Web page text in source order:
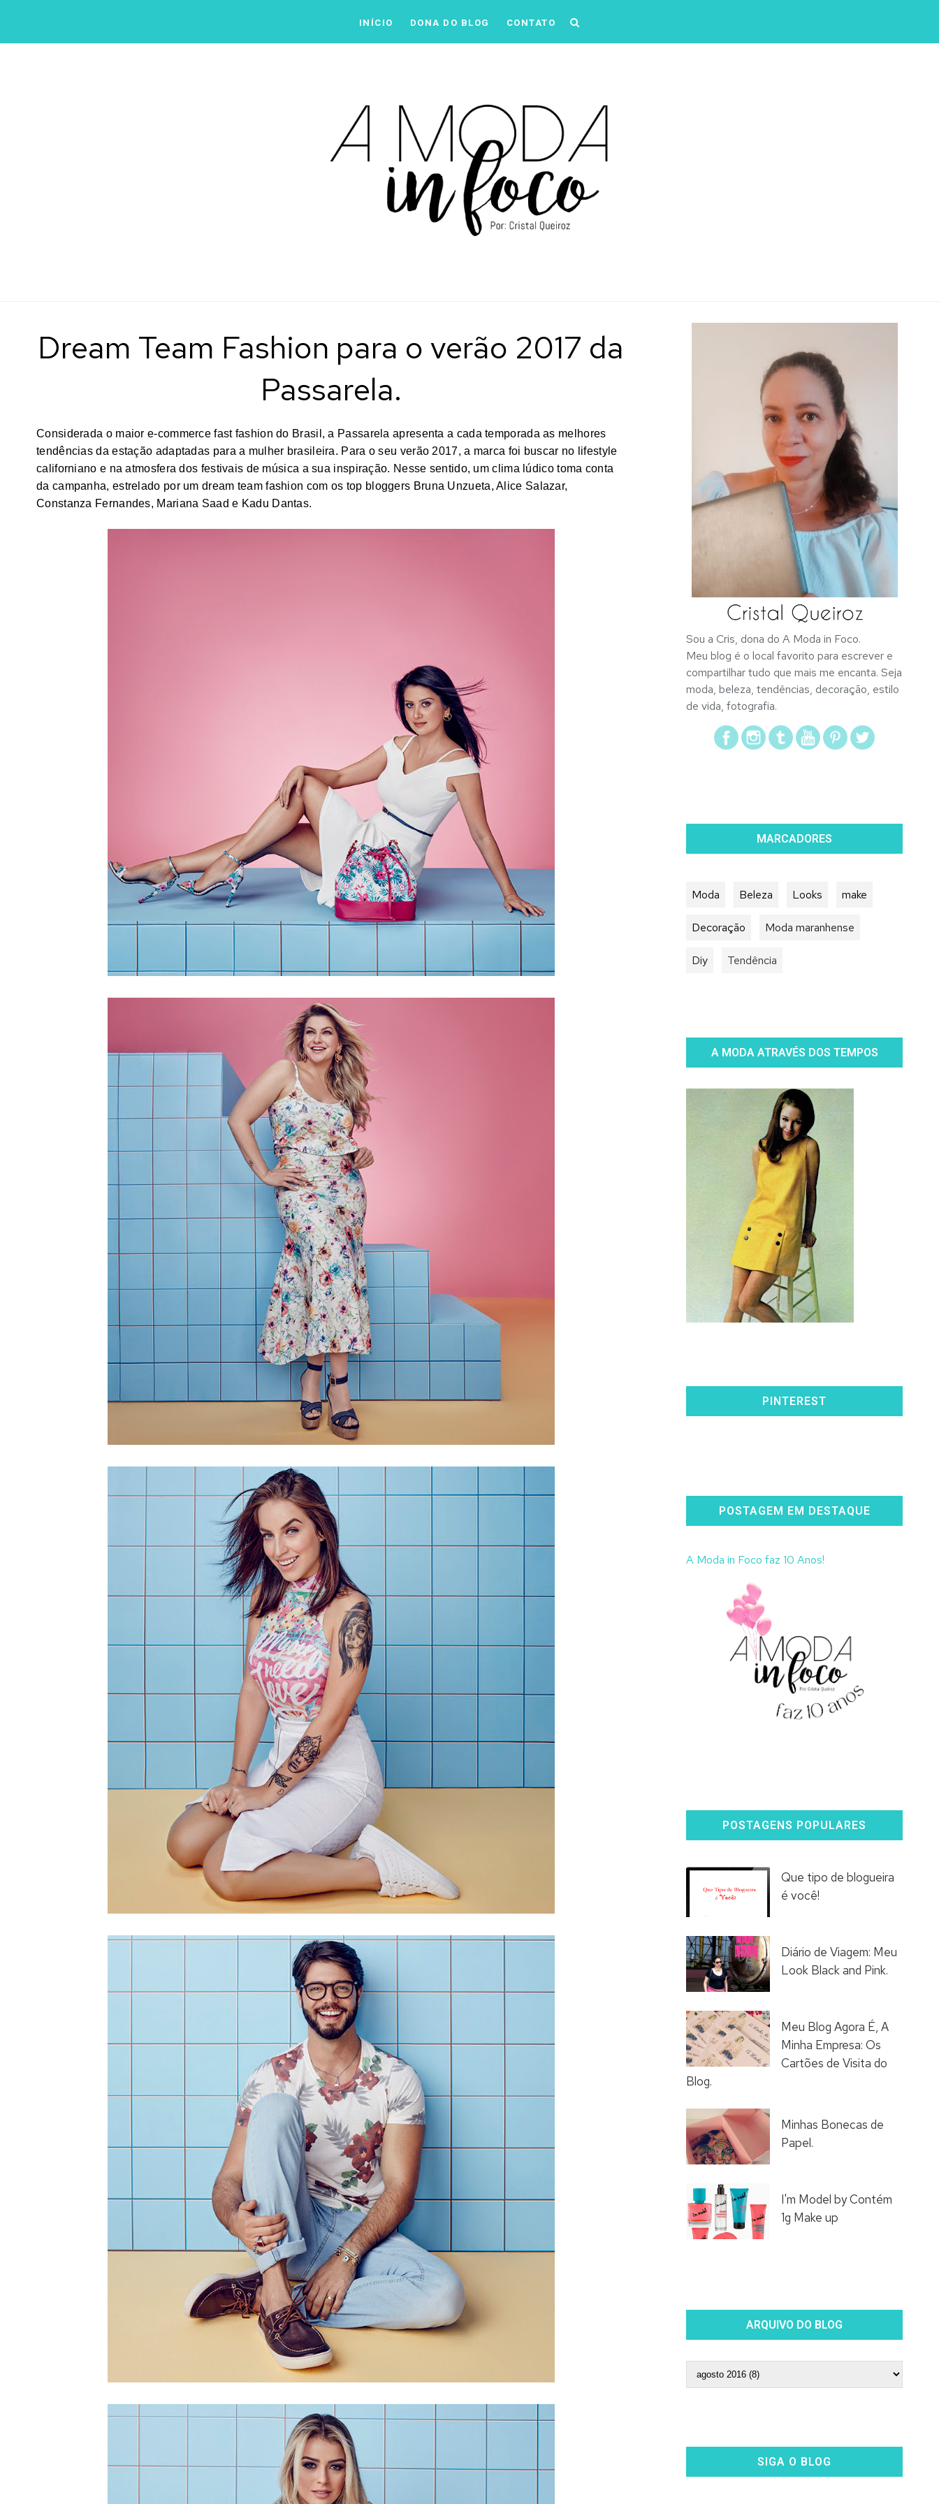
INÍCIO DONA DO BLOG CONTATO
Dream Team Fashion para o verão 2017 da
Passarela.
Considerada o maior e-commerce fast fashion do Brasil, a Passarela apresenta a cada temporada as melhores
tendências da estação adaptadas para a mulher brasileira. Para o seu verão 2017, a marca foi buscar no lifestyle
californiano e na atmosfera dos festivais de música a sua inspiração. Nesse sentido, um clima lúdico toma conta
da campanha, estrelado por um dream team fashion com os top bloggers Bruna Unzueta, Alice Salazar,
Constanza Fernandes, Mariana Saad e Kadu Dantas.
Sou a Cris, dona do A Moda in Foco.
Meu blog é o local favorito para escrever e
compartilhar tudo que mais me encanta. Seja
moda, beleza, tendências, decoração, estilo
de vida, fotografia.
MARCADORES
Moda Beleza Looks make
Decoração Moda maranhense
Diy Tendência
A MODA ATRAVÉS DOS TEMPOS
PINTEREST
POSTAGEM EM DESTAQUE
A Moda in Foco faz 10 Anos!
POSTAGENS POPULARES
Que tipo de blogueira
é você!
Diário de Viagem: Meu
Look Black and Pink.
Meu Blog Agora É, A
Minha Empresa: Os
Cartões de Visita do
Blog.
Minhas Bonecas de
Papel.
I'm Model by Contém
1g Make up
ARQUIVO DO BLOG
SIGA O BLOG